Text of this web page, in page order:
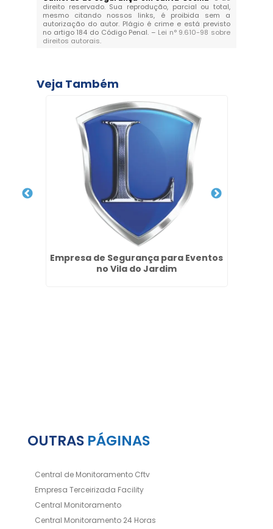
direito reservado. Sua reprodução, parcial ou total,
mesmo citando nossos links, é proibida sem a
autorização do autor. Plágio é crime e está previsto
no artigo 184 do Código Penal. – Lei n° 9.610-98 sobre
direitos autorais.
Veja Também
Empresa de Segurança para Eventos
no Vila do Jardim
OUTRAS PÁGINAS
Central de Monitoramento Cftv
Empresa Terceirizada Facility
Central Monitoramento
Central Monitoramento 24 Horas